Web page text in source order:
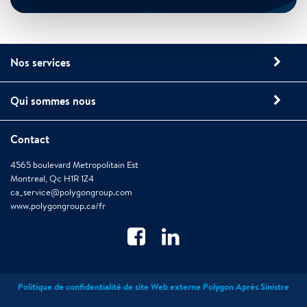
Nos services
Qui sommes nous
Contact
4565 boulevard Metropolitain Est
Montreal, Qc H1R 1Z4
ca_service@polygongroup.com
www.polygongroup.ca/fr
Politique de confidentialité de site Web externe Polygon Après Sinistre